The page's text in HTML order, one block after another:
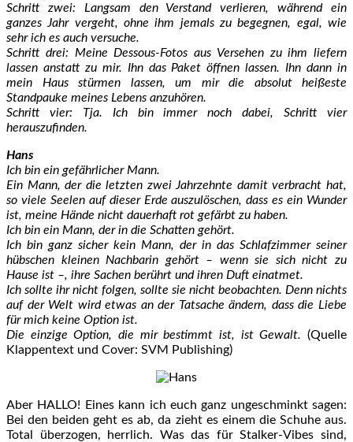
Schritt zwei: Langsam den Verstand verlieren, während ein
ganzes Jahr vergeht, ohne ihm jemals zu begegnen, egal, wie
sehr ich es auch versuche.
Schritt drei: Meine Dessous-Fotos aus Versehen zu ihm liefern
lassen anstatt zu mir. Ihn das Paket öffnen lassen. Ihn dann in
mein Haus stürmen lassen, um mir die absolut heißeste
Standpauke meines Lebens anzuhören.
Schritt vier: Tja. Ich bin immer noch dabei, Schritt vier
herauszufinden.
Hans
Ich bin ein gefährlicher Mann.
Ein Mann, der die letzten zwei Jahrzehnte damit verbracht hat,
so viele Seelen auf dieser Erde auszulöschen, dass es ein Wunder
ist, meine Hände nicht dauerhaft rot gefärbt zu haben.
Ich bin ein Mann, der in die Schatten gehört.
Ich bin ganz sicher kein Mann, der in das Schlafzimmer seiner
hübschen kleinen Nachbarin gehört – wenn sie sich nicht zu
Hause ist –, ihre Sachen berührt und ihren Duft einatmet.
Ich sollte ihr nicht folgen, sollte sie nicht beobachten. Denn nichts
auf der Welt wird etwas an der Tatsache ändern, dass die Liebe
für mich keine Option ist.
Die einzige Option, die mir bestimmt ist, ist Gewalt. (Quelle
Klappentext und Cover: SVM Publishing)
Aber HALLO! Eines kann ich euch ganz ungeschminkt sagen:
Bei den beiden geht es ab, da zieht es einem die Schuhe aus.
Total überzogen, herrlich. Was das für Stalker-Vibes sind,